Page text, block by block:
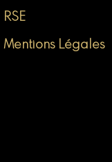
RSE
Mentions Légales